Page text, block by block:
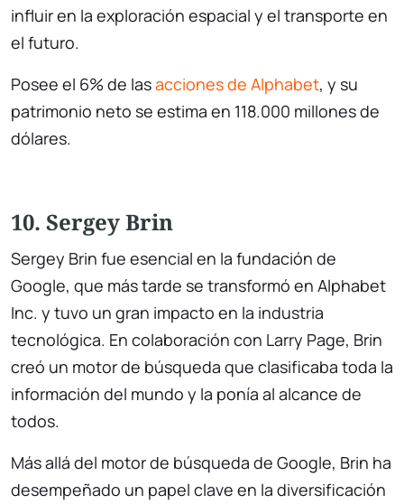
influir en la exploración espacial y el transporte en
el futuro.
Posee el 6% de lasacciones de Alphabet, y su
patrimonio neto se estima en 118.000 millones de
dólares.
10. Sergey Brin
Sergey Brin fue esencial en la fundación de
Google, que más tarde se transformó en Alphabet
Inc. y tuvo un gran impacto en la industria
tecnológica. En colaboración con Larry Page, Brin
creó un motor de búsqueda que clasificaba toda la
información del mundo y la ponía al alcance de
todos.
Más allá del motor de búsqueda de Google, Brin ha
desempeñado un papel clave en la diversificación